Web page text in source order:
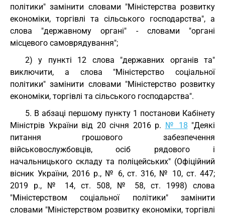
політики" замінити словами "Міністерства розвитку
економіки, торгівлі та сільського господарства", а
слова "державному органі" - словами "органі
місцевого самоврядування";
2) у пункті 12 слова "державних органів та"
виключити, а слова "Міністерство соціальної
політики" замінити словами "Міністерство розвитку
економіки, торгівлі та сільського господарства".
5. В абзаці першому пункту 1 постанови Кабінету
Міністрів України від 20 січня 2016 р. № 18 "Деякі
питання грошового забезпечення
військовослужбовців, осіб рядового і
начальницького складу та поліцейських" (Офіційний
вісник України, 2016 р., № 6, ст. 316, № 10, ст. 447;
2019 р., № 14, ст. 508, № 58, ст. 1998) слова
"Міністерством соціальної політики" замінити
словами "Міністерством розвитку економіки, торгівлі